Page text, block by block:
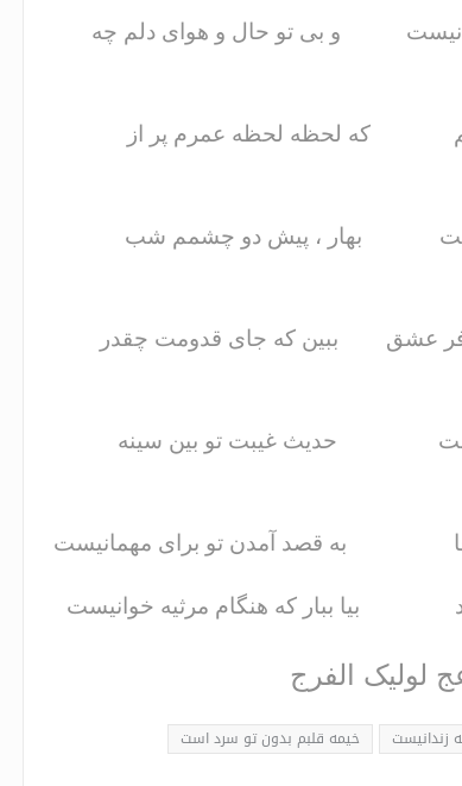
و بی تو حال و هوای دلم چه
بینم که لحظه لحظه عمرم پر از
است بهار ، پیش دو چشمم شب
عشق ببین که جای قدومت چقدر
حدیث غیبت تو بین سینه
آقا به قصد آمدن تو برای مهمانیست
بیا ببار که هنگام مرثیه خوانیست
لولیک الفرج
زندانيست
خيمه قلبم بدون تو سرد است